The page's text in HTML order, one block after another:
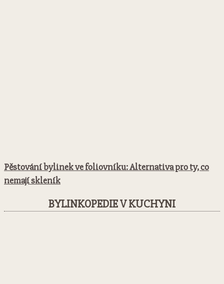
Pěstování bylinek ve foliovníku: Alternativa pro ty, co
nemají skleník
BYLINKOPEDIE V KUCHYNI